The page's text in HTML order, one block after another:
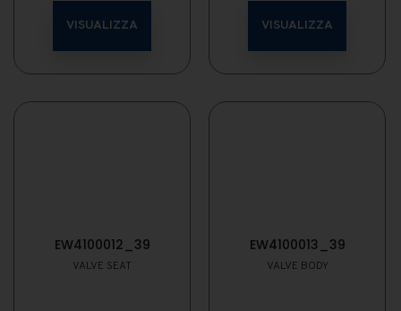
VISUALIZZA VISUALIZZA
EW4100012_39
VALVE SEAT
EW4100013_39
VALVE BODY